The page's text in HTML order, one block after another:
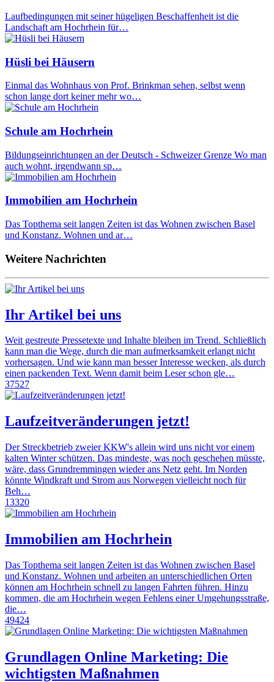
Laufbedingungen mit seiner hügeligen Beschaffenheit ist die
Landschaft am Hochrhein für…
Hüsli bei Häusern
Einmal das Wohnhaus von Prof. Brinkman sehen, selbst wenn
schon lange dort keiner mehr wo…
Schule am Hochrhein
Bildungseinrichtungen an der Deutsch - Schweizer Grenze Wo man
auch wohnt, irgendwann sp…
Immobilien am Hochrhein
Das Topthema seit langen Zeiten ist das Wohnen zwischen Basel
und Konstanz. Wohnen und ar…
Weitere Nachrichten
Ihr Artikel bei uns
Weit gestreute Pressetexte und Inhalte bleiben im Trend. Schließlich
kann man die Wege, durch die man aufmerksamkeit erlangt nicht
vorhersagen. Und wie kann man besser Interesse wecken, als durch
einen packenden Text. Wenn damit beim Leser schon gle…
37527
Laufzeitveränderungen jetzt!
Der Streckbetrieb zweier KKW's allein wird uns nicht vor einem
kalten Winter schützen. Das mindeste, was noch geschehen müsste,
wäre, dass Grundremmingen wieder ans Netz geht. Im Norden
könnte Windkraft und Strom aus Norwegen vielleicht noch für
Beh…
13320
Immobilien am Hochrhein
Das Topthema seit langen Zeiten ist das Wohnen zwischen Basel
und Konstanz. Wohnen und arbeiten an unterschiedlichen Orten
können am Hochrhein schnell zu langen Fahrten führen. Hinzu
kommen, die am Hochrhein wegen Fehlens einer Umgehungsstraße,
die…
49424
Grundlagen Online Marketing: Die
wichtigsten Maßnahmen